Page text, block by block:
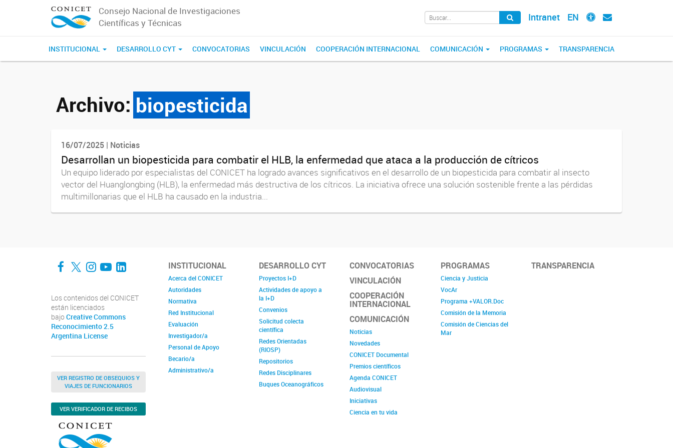
Consejo Nacional de Investigaciones
Científicas y Técnicas
Intranet EN
INSTITUCIONAL DESARROLLO CYT CONVOCATORIAS VINCULACIÓN COOPERACIÓN INTERNACIONAL COMUNICACIÓN PROGRAMAS TRANSPARENCIA
Archivo: biopesticida
16/07/2025 | Noticias
Desarrollan un biopesticida para combatir el HLB, la enfermedad que ataca a la producción de cítricos
Un equipo liderado por especialistas del CONICET ha logrado avances significativos en el desarrollo de un biopesticida para combatir al insecto
vector del Huanglongbing (HLB), la enfermedad más destructiva de los cítricos. La iniciativa ofrece una solución sostenible frente a las pérdidas
multimillonarias que el HLB ha causado en la industria...
Facebook
Twitter
Instagram
YouTube
LinkedIn
Los contenidos del CONICET
están licenciados
bajo Creative Commons
Reconocimiento 2.5
Argentina License
VER REGISTRO DE OBSEQUIOS Y
VIAJES DE FUNCIONARIOS
VER VERIFICADOR DE RECIBOS
INSTITUCIONAL
Acerca del CONICET
Autoridades
Normativa
Red Institucional
Evaluación
Investigador/a
Personal de Apoyo
Becario/a
Administrativo/a
DESARROLLO CYT
Proyectos I+D
Actividades de apoyo a
la I+D
Convenios
Solicitud colecta
científica
Redes Orientadas
(RIOSP)
Repositorios
Redes Disciplinares
Buques Oceanográficos
CONVOCATORIAS
VINCULACIÓN
COOPERACIÓN
INTERNACIONAL
COMUNICACIÓN
Noticias
Novedades
CONICET Documental
Premios científicos
Agenda CONICET
Audiovisual
Iniciativas
Ciencia en tu vida
PROGRAMAS
Ciencia y Justicia
VocAr
Programa +VALOR.Doc
Comisión de la Memoria
Comisión de Ciencias del
Mar
TRANSPARENCIA